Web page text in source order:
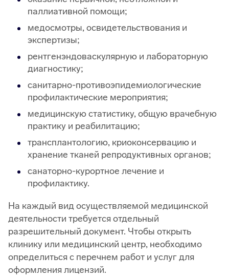
паллиативной помощи;
медосмотры, освидетельствования и
экспертизы;
рентгенэндоваскулярную и лабораторную
диагностику;
санитарно-противоэпидемиологические
профилактические мероприятия;
медицинскую статистику, общую врачебную
практику и реабилитацию;
трансплантологию, криоконсервацию и
хранение тканей репродуктивных органов;
санаторно-курортное лечение и
профилактику.
На каждый вид осуществляемой медицинской
деятельности требуется отдельный
разрешительный документ. Чтобы открыть
клинику или медицинский центр, необходимо
определиться с перечнем работ и услуг для
оформления лицензий.